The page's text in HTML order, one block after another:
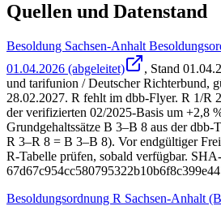
Quellen und Datenstand
Besoldung Sachsen-Anhalt
01.04.2026 (abgeleitet)
, Stand
und tarifunion / Deutscher Richterbund,
28.02.2027. R fehlt im dbb-Flyer. R 1/R
der verifizierten 02/2025-Basis um +2,8
Grundgehaltssätze B 3–B 8 aus der dbb-
R 3–R 8 = B 3–B 8). Vor endgültiger
R-Tabelle prüfen, sobald verfügbar.
Besoldungsordnung R Sachsen-Anhalt